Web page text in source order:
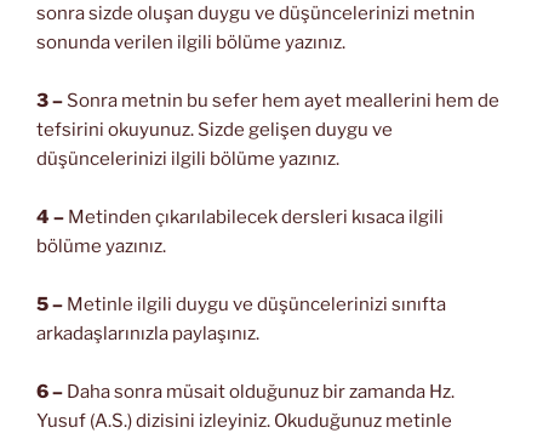
sonra sizde oluşan duygu ve düşüncelerinizi metnin
sonunda verilen ilgili bölüme yazınız.
3 – Sonra metnin bu sefer hem ayet meallerini hem de
tefsirini okuyunuz. Sizde gelişen duygu ve
düşüncelerinizi ilgili bölüme yazınız.
4 – Metinden çıkarılabilecek dersleri kısaca ilgili
bölüme yazınız.
5 – Metinle ilgili duygu ve düşüncelerinizi sınıfta
arkadaşlarınızla paylaşınız.
6 – Daha sonra müsait olduğunuz bir zamanda Hz.
Yusuf (A.S.) dizisini izleyiniz. Okuduğunuz metinle